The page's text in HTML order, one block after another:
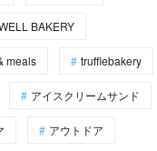
BAKERY
meals trufflebakery
アイスクリームサンド
アウトドア